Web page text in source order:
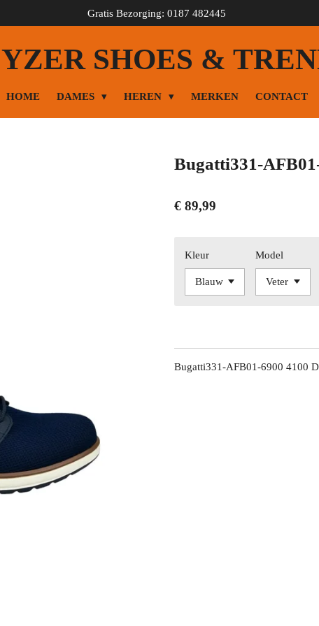
Gratis Bezorging: 0187 482445
SHOES &
HOME DAMES HEREN MERKEN CONTACT
Bugatti331-
€ 89,99
Kleur Model
Bugatti331-AFB01-6900 4100